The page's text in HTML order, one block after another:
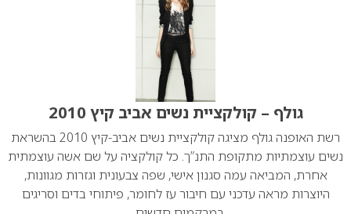
גולף – קולקציית נשים אביב קיץ 2010
רשת האופנה גולף מציגה קולקציית נשים אביב-קיץ 2010 בהשראת
נשים עוצמתיות מתקופת התנ”ך. כל קולקציה על שם אשה עוצמתית
אחרת, המביאה עמה סגנון אישי, שפה צבעונית וגזרות מגוונות,
היוצרות מראה עדכני עם חיבור עז לחומר, פיתוחי בדים וסריגים